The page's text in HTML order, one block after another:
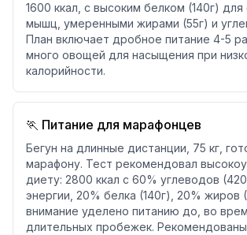
1600 ккал, с высоким белком (140г) для
мышц, умеренными жирами (55г) и
План включает дробное питание 4-5
много овощей для насыщения при
калорийности.
🏃 Питание для марафонцев
Бегун на длинные дистанции, 75 кг,
марафону. Тест рекомендовал
диету: 2800 ккал с 60% углеводов
энергии, 20% белка (140г), 20% жиров
внимание уделено питанию до, во
длительных пробежек. Рекомендованы: